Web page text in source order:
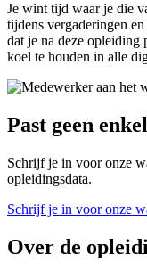
Je wint tijd waar je die
tijdens vergaderingen
dat je na deze opleiding
koel te houden in alle
Past geen
Schrijf je in voor onze
opleidingsdata.
Schrijf je in voor onze
Over de